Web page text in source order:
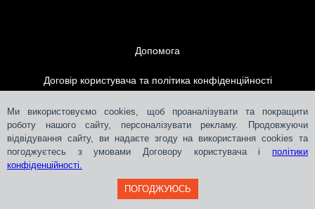
Ми використовуємо cookies, щоб проаналізувати та покращити
роботу нашого сайту, персоналізувати рекламу. Продовжуючи
відвідування сайту, ви надаєте згоду на використання cookies та
погоджуєтесь з умовами Договору користувача і політики
конфіденційності.
ПОГОДЖУЮСЬ
Допомога
Договір користувача та політика конфіденційності
Контакти
Розміщення реклами
Teleportal © 2018-2026СЛМ ОНЛАЙН МЕДІА